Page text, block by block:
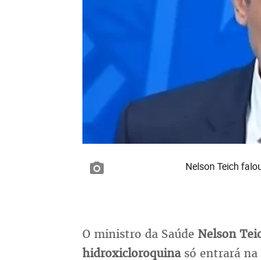
Nelson Teich
O ministro da Saúde Nelson
hidroxicloroquina só entrará